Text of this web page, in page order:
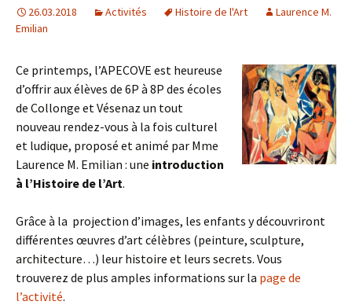
26.03.2018 Activités Histoire de l'Art
Laurence M.
Emilian
Ce printemps, l’APECOVE est heureuse
d’offrir aux élèves de 6P à 8P des écoles
de Collonge et Vésenaz un tout
nouveau rendez-vous à la fois culturel
et ludique, proposé et animé par Mme
Laurence M. Emilian : une introduction
à l’Histoire de l’Art.
Grâce à la projection d’images, les enfants y découvriront
différentes œuvres d’art célèbres (peinture, sculpture,
architecture…) leur histoire et leurs secrets. Vous
trouverez de plus amples informations sur la page de
l’activité.